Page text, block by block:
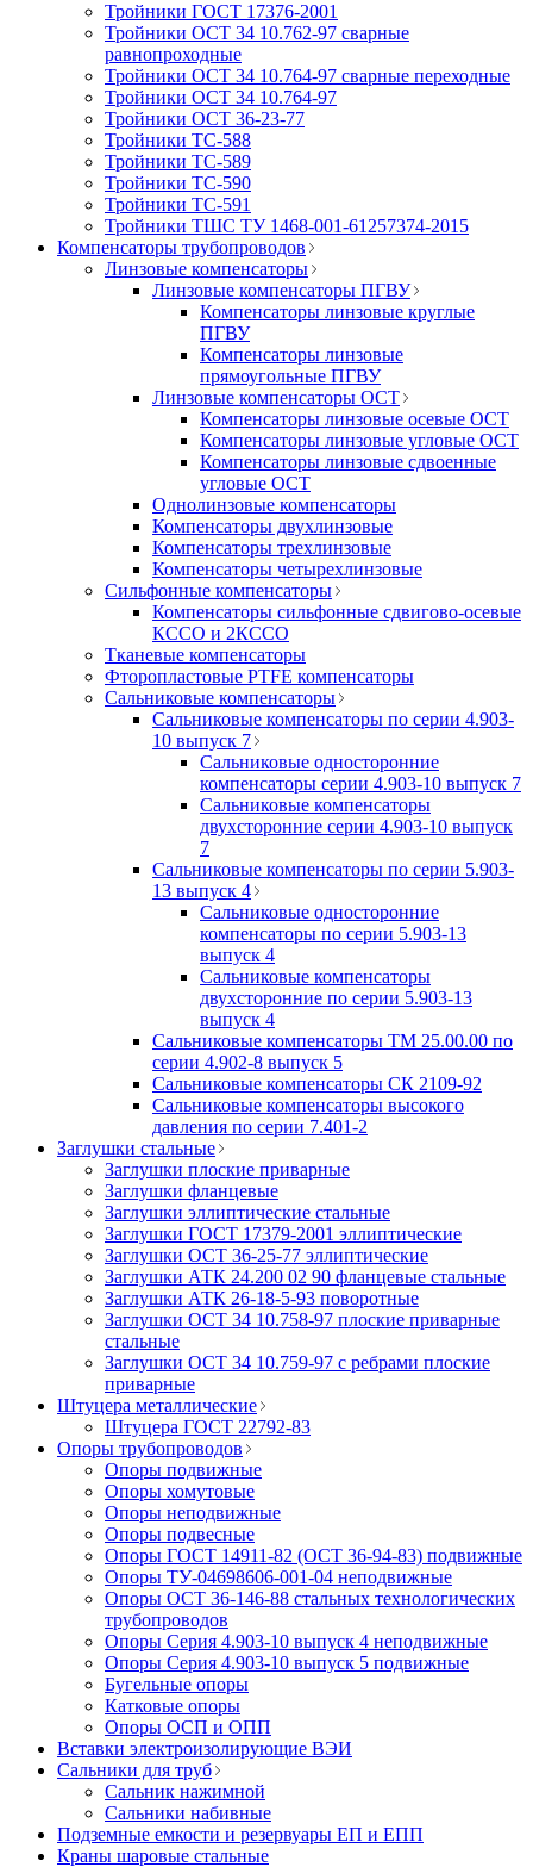
Тройники ГОСТ 17376-2001
Тройники ОСТ 34 10.762-97 сварные
равнопроходные
Тройники ОСТ 34 10.764-97 сварные переходные
Тройники ОСТ 34 10.764-97
Тройники ОСТ 36-23-77
Тройники ТС-588
Тройники ТС-589
Тройники ТС-590
Тройники ТС-591
Тройники ТШС ТУ 1468-001-61257374-2015
Компенсаторы трубопроводов
Линзовые компенсаторы
Линзовые компенсаторы ПГВУ
Компенсаторы линзовые круглые
ПГВУ
Компенсаторы линзовые
прямоугольные ПГВУ
Линзовые компенсаторы ОСТ
Компенсаторы линзовые осевые ОСТ
Компенсаторы линзовые угловые ОСТ
Компенсаторы линзовые сдвоенные
угловые ОСТ
Однолинзовые компенсаторы
Компенсаторы двухлинзовые
Компенсаторы трехлинзовые
Компенсаторы четырехлинзовые
Сильфонные компенсаторы
Компенсаторы сильфонные сдвигово-осевые
КССО и 2КССО
Тканевые компенсаторы
Фторопластовые PTFE компенсаторы
Сальниковые компенсаторы
Сальниковые компенсаторы по серии 4.903-
10 выпуск 7
Сальниковые односторонние
компенсаторы серии 4.903-10 выпуск 7
Сальниковые компенсаторы
двухсторонние серии 4.903-10 выпуск
7
Сальниковые компенсаторы по серии 5.903-
13 выпуск 4
Сальниковые односторонние
компенсаторы по серии 5.903-13
выпуск 4
Сальниковые компенсаторы
двухсторонние по серии 5.903-13
выпуск 4
Сальниковые компенсаторы ТМ 25.00.00 по
серии 4.902-8 выпуск 5
Сальниковые компенсаторы СК 2109-92
Сальниковые компенсаторы высокого
давления по серии 7.401-2
Заглушки стальные
Заглушки плоские приварные
Заглушки фланцевые
Заглушки эллиптические стальные
Заглушки ГОСТ 17379-2001 эллиптические
Заглушки ОСТ 36-25-77 эллиптические
Заглушки АТК 24.200 02 90 фланцевые стальные
Заглушки АТК 26-18-5-93 поворотные
Заглушки ОСТ 34 10.758-97 плоские приварные
стальные
Заглушки ОСТ 34 10.759-97 с ребрами плоские
приварные
Штуцера металлические
Штуцера ГОСТ 22792-83
Опоры трубопроводов
Опоры подвижные
Опоры хомутовые
Опоры неподвижные
Опоры подвесные
Опоры ГОСТ 14911-82 (ОСТ 36-94-83) подвижные
Опоры ТУ-04698606-001-04 неподвижные
Опоры ОСТ 36-146-88 стальных технологических
трубопроводов
Опоры Серия 4.903-10 выпуск 4 неподвижные
Опоры Серия 4.903-10 выпуск 5 подвижные
Бугельные опоры
Катковые опоры
Опоры ОСП и ОПП
Вставки электроизолирующие ВЭИ
Сальники для труб
Сальник нажимной
Сальники набивные
Подземные емкости и резервуары ЕП и ЕПП
Краны шаровые стальные